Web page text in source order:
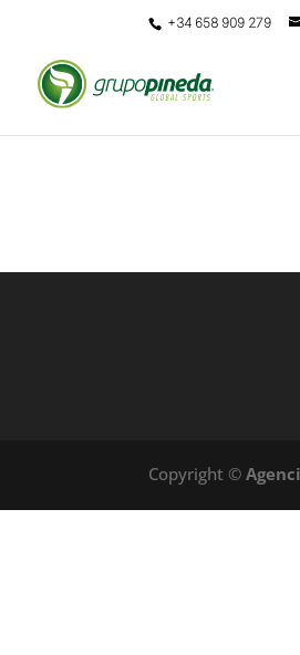
+34 658 909 279
Copyright ©